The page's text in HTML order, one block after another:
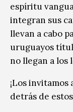
espíritu
integran sus
llevan a cabo
uruguayos
no llegan a los
¡Los
detrás de